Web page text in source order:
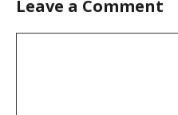
Leave a Comment